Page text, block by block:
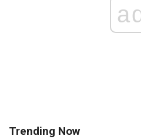
Trending Now